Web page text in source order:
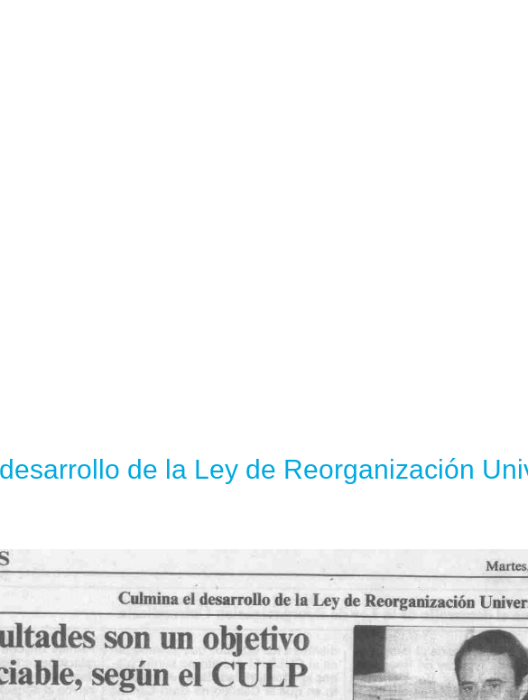
de la Ley de Reorganización